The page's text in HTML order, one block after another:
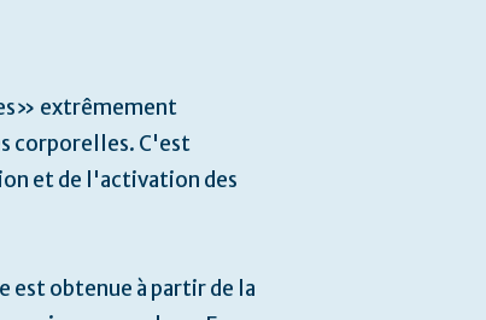
extrêmement
corporelles. C'est
et de l'activation des
est obtenue à partir de la